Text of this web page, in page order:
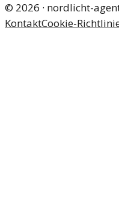
© 2026 · nordlicht-
KontaktCookie-